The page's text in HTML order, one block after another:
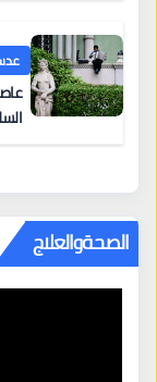
الصحةوالعلاج